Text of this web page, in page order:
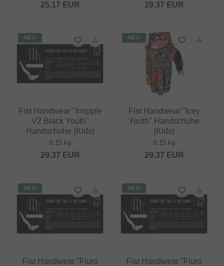
25.17 EUR 29.37 EUR
NEU
Fist Handwear "Inspyre
V2 Black Youth"
Handschuhe (Kids)
0.15 kg
29.37 EUR
NEU
Fist Handwear "Icey
Youth" Handschuhe
(Kids)
0.15 kg
29.37 EUR
NEU
Fist Handwear "Fluro
NEU
Fist Handwear "Fluro